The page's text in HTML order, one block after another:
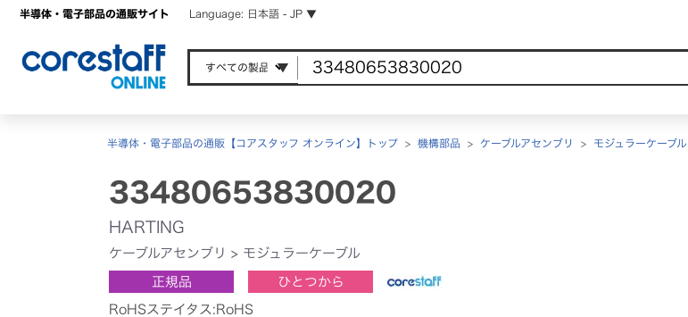
半導体・電子部品の通販サイト Language: 日本語 - JP ▼
半導体・電子部品の通販【コアスタッフ オンライン】トップ > 機構部品 > ケーブルアセンブリ > モジュラーケーブル
33480653830020
HARTING
ケーブルアセンブリ > モジュラーケーブル
正規品 ひとつから
RoHSステイタス:RoHS